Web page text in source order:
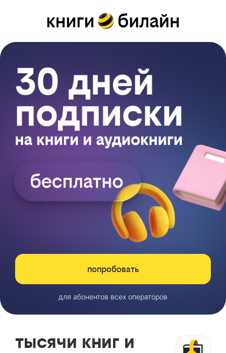
попробовать
для абонентов всех операторов
тысячи книг и